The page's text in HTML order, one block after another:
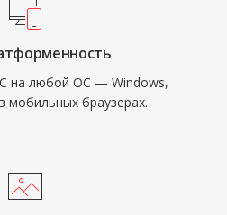
на любой ОС — Windows,
мобильных браузерах.